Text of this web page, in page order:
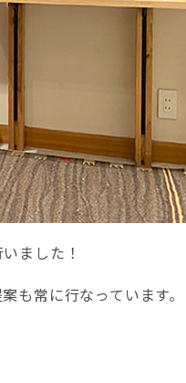
ました！
も常に行なっています。